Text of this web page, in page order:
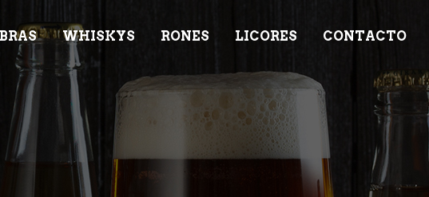
WHISKYS RONES LICORES CONTACTO